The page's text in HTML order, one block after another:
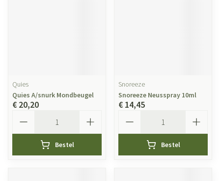
Quies
Quies A/snurk Mondbeugel
€ 20,20
Bestel
Snoreeze
Snoreeze Neusspray 10ml
€ 14,45
Bestel